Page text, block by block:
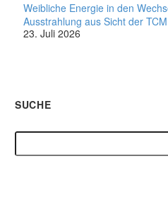
Weibliche Energie in den
Ausstrahlung aus Sicht der TCM
23. Juli 2026
SUCHE